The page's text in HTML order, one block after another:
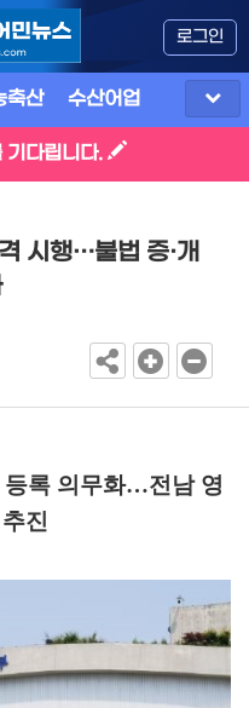
로그인
축산 수산어업
기다립니다.
시행…불법 증·개
록 의무화…전남 영
진